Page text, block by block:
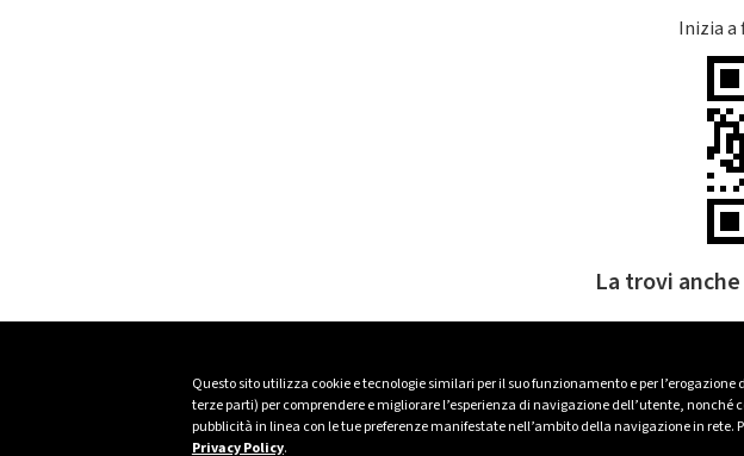
Questo sito utilizza cookie e tecnologie similari per il suo funzionamento e per
terze parti) per comprendere e migliorare l’esperienza di navigazione dell’utente, nonché
pubblicità in linea con le tue preferenze manifestate nell’ambito della navigazione in rete.
Privacy Policy.
Inizia a
La trovi